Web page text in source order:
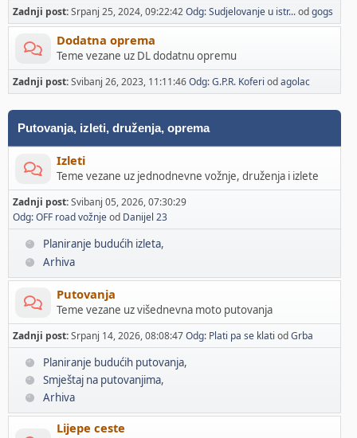
Zadnji post:Srpanj 25, 2024, 09:22:42Odg: Sudjelovanje u istr...odgogs
Dodatna oprema
Teme vezane uz DL dodatnu opremu
Zadnji post:Svibanj 26, 2023, 11:11:46Odg: G.P.R. Koferi odagolac
Putovanja, izleti, druženja, oprema
Izleti
Teme vezane uz jednodnevne vožnje, druženja i izlete
Zadnji post:Svibanj 05, 2026, 07:30:29
Odg: OFF road vožnjeod Danijel 23
Planiranje budućih izleta
Arhiva
Putovanja
Teme vezane uz višednevna moto putovanja
Zadnji post:Srpanj 14, 2026, 08:08:47Odg: Plati pa se klati odGrba
Planiranje budućih putovanja
Smještaj na putovanjima
Arhiva
Lijepe ceste